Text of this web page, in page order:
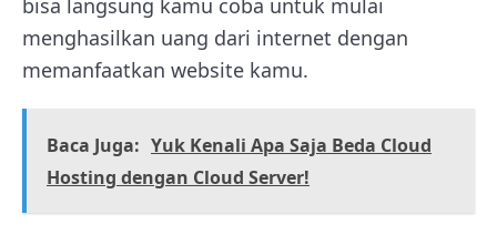
bisa langsung kamu coba untuk mulai
menghasilkan uang dari internet dengan
memanfaatkan website kamu.
Baca Juga: Yuk Kenali Apa Saja Beda Cloud
Hosting dengan Cloud Server!